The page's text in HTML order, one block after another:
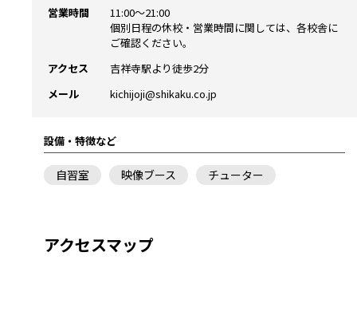
営業時間
11:00～21:00
個別日程の休校・営業時間に関しては、各校舎に
ご確認ください。
アクセス
吉祥寺駅より徒歩2分
メール
kichijoji@shikaku.co.jp
設備・特徴など
自習室 映像ブース チューター
アクセスマップ